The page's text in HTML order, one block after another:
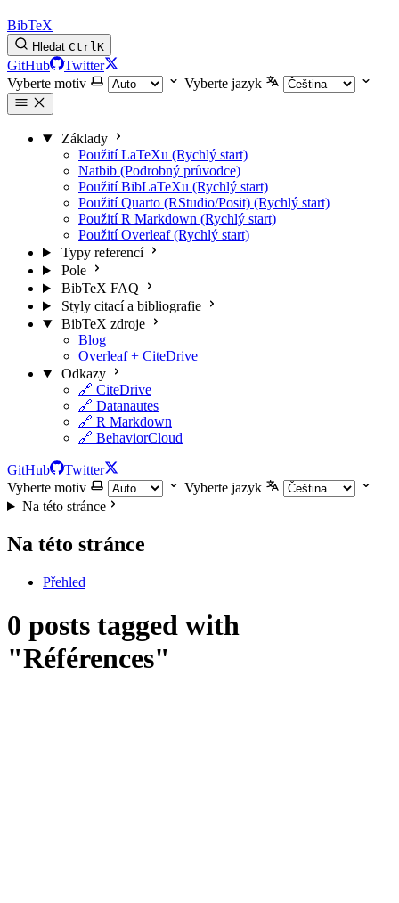
BibTeX
Hledat CtrlK
GitHub
Twitter
Vyberte motiv
Vyberte jazyk
Základy
Použití LaTeXu (Rychlý start)
Natbib (Podrobný průvodce)
Použití BibLaTeXu (Rychlý start)
Použití Quarto (RStudio/Posit) (Rychlý start)
Použití R Markdown (Rychlý start)
Použití Overleaf (Rychlý start)
Typy referencí
Pole
BibTeX FAQ
Styly citací a bibliografie
BibTeX zdroje
Blog
Overleaf + CiteDrive
Odkazy
🔗 CiteDrive
🔗 Datanautes
🔗 R Markdown
🔗 BehaviorCloud
GitHub
Twitter
Vyberte motiv
Vyberte jazyk
Na této stránce
Na této stránce
Přehled
0 posts tagged with
"Références"